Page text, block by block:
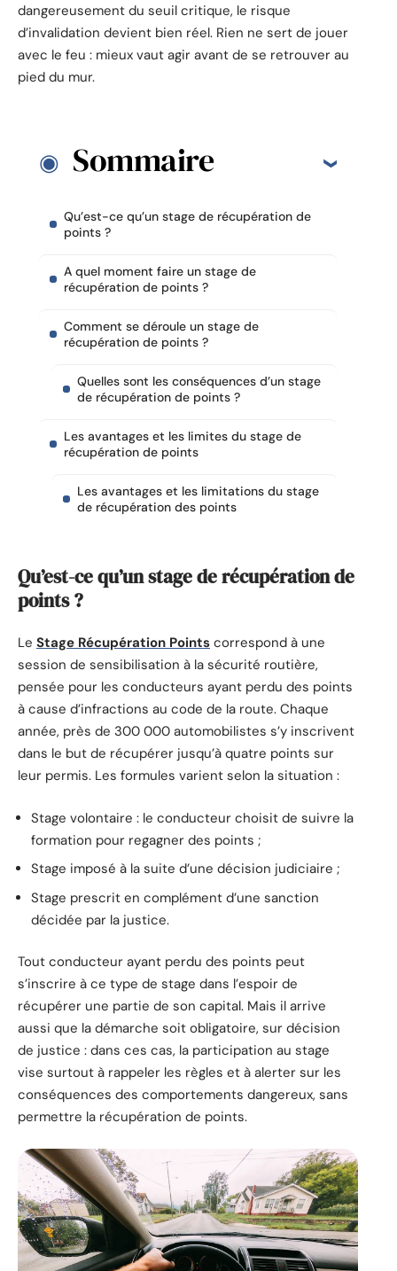
dangereusement du seuil critique, le risque
d’invalidation devient bien réel. Rien ne sert de jouer
avec le feu : mieux vaut agir avant de se retrouver au
pied du mur.
Sommaire
Qu’est-ce qu’un stage de récupération de
points ?
A quel moment faire un stage de
récupération de points ?
Comment se déroule un stage de
récupération de points ?
Quelles sont les conséquences d’un stage
de récupération de points ?
Les avantages et les limites du stage de
récupération de points
Les avantages et les limitations du stage
de récupération des points
Qu’est-ce qu’un stage de récupération de
points ?
Le Stage Récupération Points correspond à une
session de sensibilisation à la sécurité routière,
pensée pour les conducteurs ayant perdu des points
à cause d’infractions au code de la route. Chaque
année, près de 300 000 automobilistes s’y inscrivent
dans le but de récupérer jusqu’à quatre points sur
leur permis. Les formules varient selon la situation :
Stage volontaire : le conducteur choisit de suivre la
formation pour regagner des points ;
Stage imposé à la suite d’une décision judiciaire ;
Stage prescrit en complément d’une sanction
décidée par la justice.
Tout conducteur ayant perdu des points peut
s’inscrire à ce type de stage dans l’espoir de
récupérer une partie de son capital. Mais il arrive
aussi que la démarche soit obligatoire, sur décision
de justice : dans ces cas, la participation au stage
vise surtout à rappeler les règles et à alerter sur les
conséquences des comportements dangereux, sans
permettre la récupération de points.